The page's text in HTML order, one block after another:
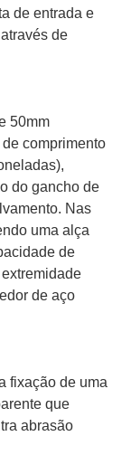
de entrada e
de
50mm
comprimento
do gancho de
Nas
uma alça
de
de aço
fixação de uma
que
abrasão